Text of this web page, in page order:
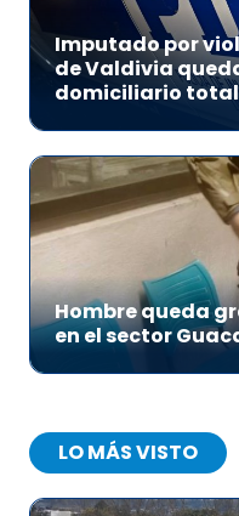
Imputado por
de Valdivia
domiciliario total
Hombre queda
en el sector
LO MÁS VISTO